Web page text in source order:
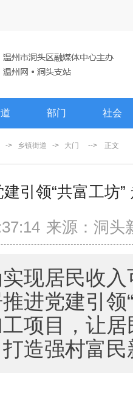
部门 社会
-> 乡镇街道 -> 大门 --> 正文
建引领“共富工坊
来源：洞头
现居民收
进党建引领
项目，让居
造强村富